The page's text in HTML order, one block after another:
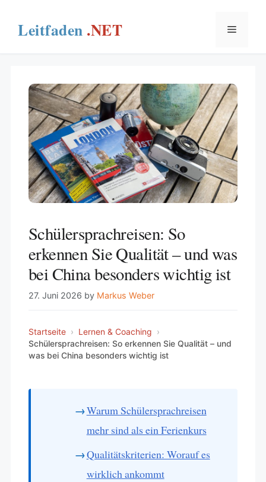
content
Menu
Schülersprachreisen: So
erkennen Sie Qualität – und was
bei China besonders wichtig ist
27. Juni 2026 by Markus Weber
Startseite › Lernen & Coaching ›
Schülersprachreisen: So erkennen Sie Qualität – und
was bei China besonders wichtig ist
Warum Schülersprachreisen
mehr sind als ein Ferienkurs
Qualitätskriterien: Worauf es
wirklich ankommt